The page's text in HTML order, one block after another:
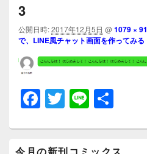
3
公開日時:2017年12月5日 @1079 × 91
で、LINE風チャット画面を作ってみる
F
a
c
T
wi
tt
Li
n
e
今月の新刊コミックス